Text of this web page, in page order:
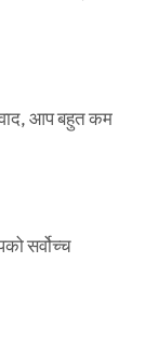
आप बहुत कम
सर्वोच्च